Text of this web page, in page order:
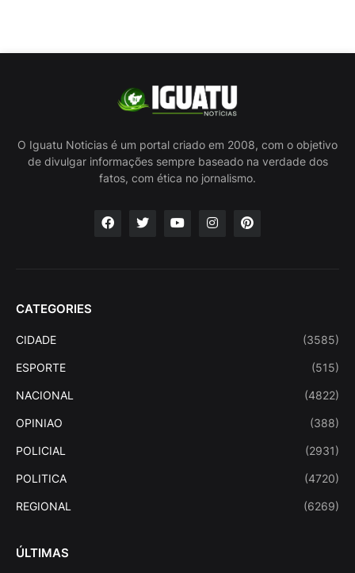
O Iguatu Noticias é um portal criado em 2008, com o objetivo
de divulgar informações sempre baseado na verdade dos
fatos, com ética no jornalismo.
CATEGORIES
CIDADE (3585)
ESPORTE (515)
NACIONAL (4822)
OPINIAO (388)
POLICIAL (2931)
POLITICA (4720)
REGIONAL (6269)
ÚLTIMAS